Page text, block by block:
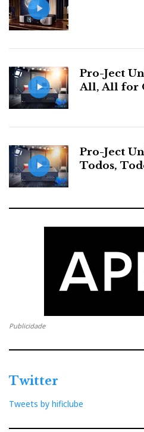
Pro-Ject
All, All for
Pro-Ject
Todos,
Publicidade
Twitter
Tweets by hificlube